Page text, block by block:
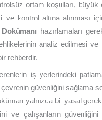
ortam koşulları, büyük
kontrol altına alınması
hazırlamaları
analiz edilmesi ve
rehberdir.
iş yerlerindeki
güvenliğini sağlama
yalnızca bir yasal
ve çalışanların güvenliğini